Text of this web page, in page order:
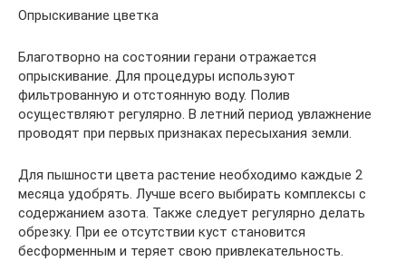
Опрыскивание цветка
Благотворно на состоянии герани отражается
опрыскивание. Для процедуры используют
фильтрованную и отстоянную воду. Полив
осуществляют регулярно. В летний период увлажнение
проводят при первых признаках пересыхания земли.
Для пышности цвета растение необходимо каждые 2
месяца удобрять. Лучше всего выбирать комплексы с
содержанием азота. Также следует регулярно делать
обрезку. При ее отсутствии куст становится
бесформенным и теряет свою привлекательность.